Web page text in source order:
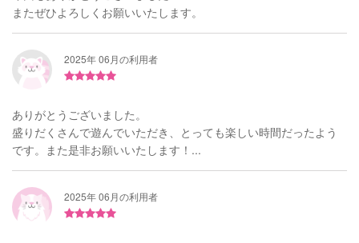
またぜひよろしくお願いいたします。
2025年 06月の利用者
ありがとうございました。
盛りだくさんで遊んでいただき、とっても楽しい時間だったよう
です。また是非お願いいたします！...
2025年 06月の利用者